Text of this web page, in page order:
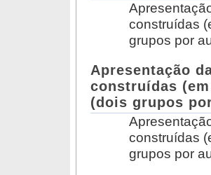
construídas
grupos por
Apresentação
construídas
(dois grupos
construídas
grupos por